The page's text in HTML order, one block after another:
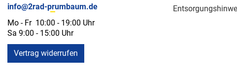
info@2rad-prumbaum.de
Mo - Fr 10:00 - 19:00 Uhr
Sa 9:00 - 15:00 Uhr
Vertrag widerrufen